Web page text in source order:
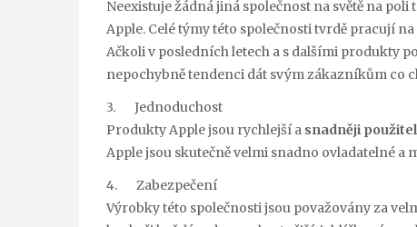
Neexistuje žádná jiná společnost na světě na
Apple. Celé týmy této společnosti tvrdě pracují
Ačkoli v posledních letech a s dalšími produkty
nepochybně tendenci dát svým zákazníkům co
3. Jednoduchost
Produkty Apple jsou rychlejší a snadněji
Apple jsou skutečně velmi snadno ovladatelné
4. Zabezpečení
Výrobky této společnosti jsou považovány za